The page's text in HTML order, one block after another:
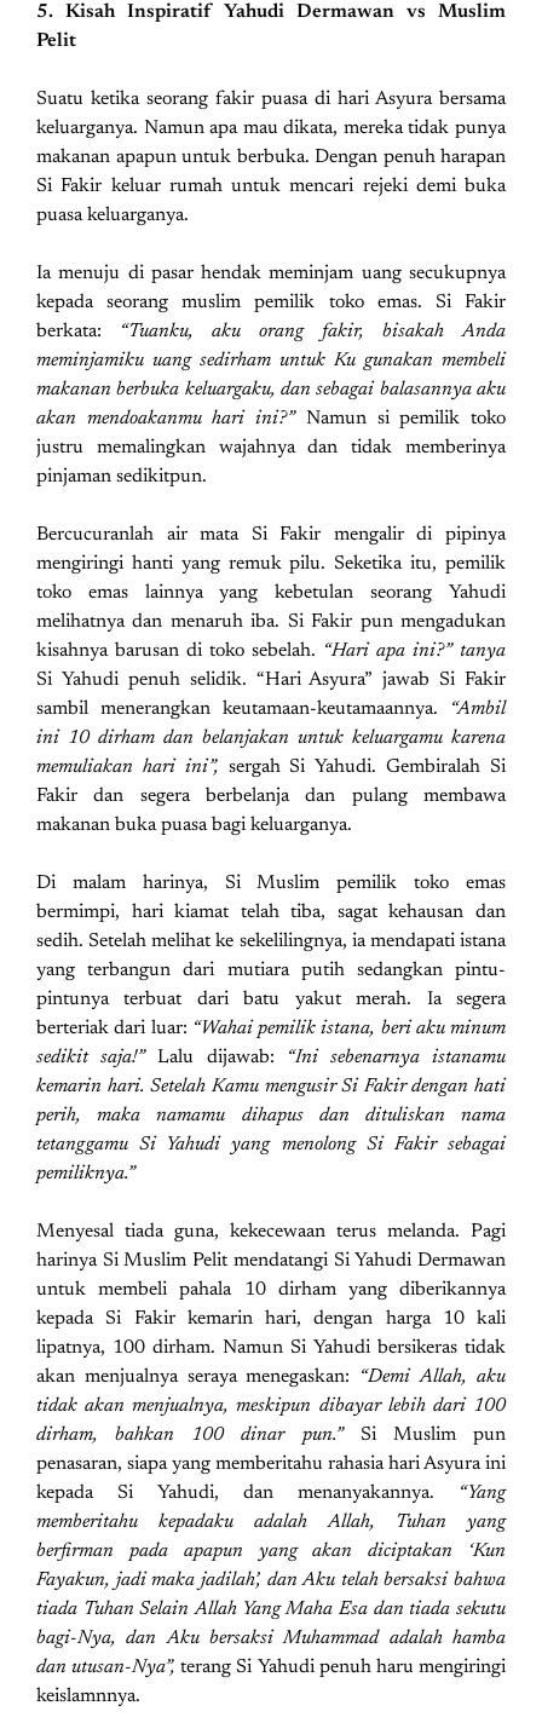
5. Kisah Inspiratif Yahudi Dermawan vs Muslim
Pelit
Suatu ketika seorang fakir puasa di hari Asyura bersama
keluarganya. Namun apa mau dikata, mereka tidak punya
makanan apapun untuk berbuka. Dengan penuh harapan
Si Fakir keluar rumah untuk mencari rejeki demi buka
puasa keluarganya.
Ia menuju di pasar hendak meminjam uang secukupnya
kepada seorang muslim pemilik toko emas. Si Fakir
berkata:
“Tuanku, aku orang fakir, bisakah Anda
meminjamiku uang sedirham untuk Ku gunakan membeli
makanan berbuka keluargaku, dan sebagai balasannya aku
akan mendoakanmu hari ini?” Namun si pemilik toko
justru memalingkan wajahnya dan tidak memberinya
pinjaman sedikitpun.
Bercucuranlah air mata Si Fakir mengalir di pipinya
mengiringi hanti yang remuk pilu. Seketika itu, pemilik
toko emas lainnya yang kebetulan seorang Yahudi
melihatnya dan menaruh iba. Si Fakir pun mengadukan
kisahnya barusan di toko sebelah. “Hari apa ini?” tanya
Si Yahudi penuh selidik. “Hari Asyura” jawab Si Fakir
sambil menerangkan keutamaan-keutamaannya.
“Ambil
ini 10 dirham dan belanjakan untuk keluargamu karena
memuliakan hari ini”, sergah Si Yahudi. Gembiralah Si
Fakir dan segera berbelanja dan pulang membawa
makanan buka puasa bagi keluarganya.
Di malam harinya, Si Muslim pemilik toko emas
bermimpi, hari kiamat telah tiba, sagat kehausan dan
sedih. Setelah melihat ke sekelilingnya, ia mendapati istana
yang terbangun dari mutiara putih sedangkan pintu-
pintunya terbuat dari batu yakut merah. Ia segera
berteriak dari luar: “Wahai pemilik istana, beri aku minum
sedikit saja!”Lalu dijawab:
“Ini sebenarnya istanamu
kemarin hari. Setelah Kamu mengusir Si Fakir dengan hati
perih, maka namamu dihapus dan dituliskan nama
tetanggamu Si Yahudi yang menolong Si Fakir sebagai
pemiliknya.”
Menyesal tiada guna, kekecewaan terus melanda. Pagi
harinya Si Muslim Pelit mendatangi Si Yahudi Dermawan
untuk membeli pahala 10 dirham yang diberikannya
kepada Si Fakir kemarin hari, dengan harga 10 kali
lipatnya, 100 dirham. Namun Si Yahudi bersikeras tidak
akan menjualnya seraya menegaskan:
“Demi Allah, aku
tidak akan menjualnya, meskipun dibayar lebih dari 100
dirham, bahkan 100 dinar pun.” Si Muslim pun
penasaran, siapa yang memberitahu rahasia hari Asyura ini
kepada Si Yahudi, dan menanyakannya.
“Yang
memberitahu kepadaku adalah Allah, Tuhan yang
berfirman pada apapun yang akan diciptakan ‘Kun
Fayakun, jadi maka jadilah’, dan Aku telah bersaksi bahwa
tiada Tuhan Selain Allah Yang Maha Esa dan tiada sekutu
bagi-Nya, dan Aku bersaksi Muhammad adalah hamba
dan utusan-Nya”,terang Si Yahudi penuh haru mengiringi
keislamnnya.